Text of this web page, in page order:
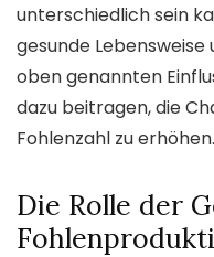
unterschiedlich sein
gesunde
oben genannten
dazu beitragen, die
Fohlenzahl zu erhöhen.
Die Rolle der